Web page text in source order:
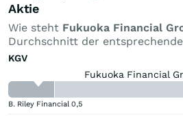
Aktie
Wie steht Fukuoka Financial
Durchschnitt der
KGV
Fukuoka Financial
B. Riley Financial 0,5